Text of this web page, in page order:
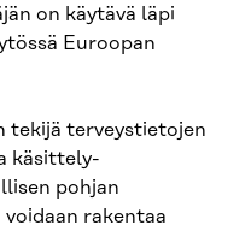
on käytävä läpi
Euroopan
tekijä terveystietojen
käsittely-
pohjan
rakentaa